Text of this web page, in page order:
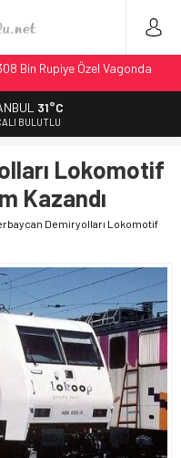
Bin Rupiye Özel Vagonda
Drone’larla Müdahale
Rekoru Onaylandı
Tesisten İlk Rayı Sevk Etti
31°C
BULUTLU
Lokomotif
Kazandı
Demiryolları Lokomotif